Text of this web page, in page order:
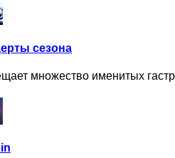
сезона
множество именитых